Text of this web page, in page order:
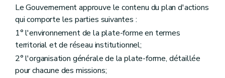
Le Gouvernement approuve le contenu du plan d'actions
qui comporte les parties suivantes :
1° l'environnement de la plate-forme en termes
territorial et de réseau institutionnel;
2° l'organisation générale de la plate-forme, détaillée
pour chacune des missions;